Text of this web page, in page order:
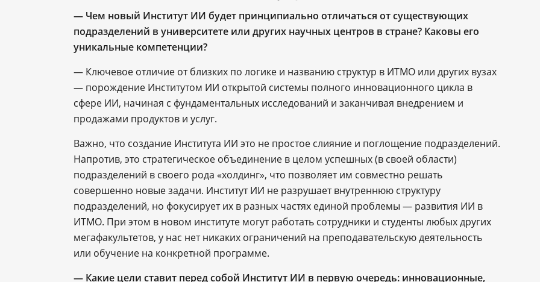
— Чем новый Институт ИИ будет принципиально отличаться от существующих
подразделений в университете или других научных центров в стране? Каковы его
уникальные компетенции?
— Ключевое отличие от близких по логике и названию структур в ИТМО или других вузах
— порождение Институтом ИИ открытой системы полного инновационного цикла в
сфере ИИ, начиная с фундаментальных исследований и заканчивая внедрением и
продажами продуктов и услуг.
Важно, что создание Института ИИ это не простое слияние и поглощение подразделений.
Напротив, это стратегическое объединение в целом успешных (в своей области)
подразделений в своего рода «холдинг», что позволяет им совместно решать
совершенно новые задачи. Институт ИИ не разрушает внутреннюю структуру
подразделений, но фокусирует их в разных частях единой проблемы — развития ИИ в
ИТМО. При этом в новом институте могут работать сотрудники и студенты любых других
мегафакультетов, у нас нет никаких ограничений на преподавательскую деятельность
или обучение на конкретной программе.
— Какие цели ставит перед собой Институт ИИ в первую очередь: инновационные,